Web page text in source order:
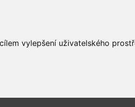
vylepšení uživatelského